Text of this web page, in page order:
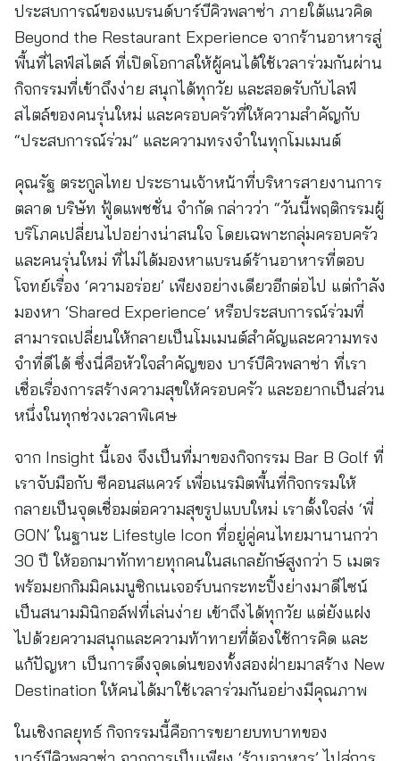
ประสบการณ์ของแบรนด์บาร์บีคิวพลาซ่า ภายใต้แนวคิด
Beyond the Restaurant Experience จากร้านอาหารสู่
พื้นที่ไลฟ์สไตล์ ที่เปิดโอกาสให้ผู้คนได้ใช้เวลาร่วมกันผ่าน
กิจกรรมที่เข้าถึงง่าย สนุกได้ทุกวัย และสอดรับกับไลฟ์
สไตล์ของคนรุ่นใหม่ และครอบครัวที่ให้ความสำคัญกับ
“ประสบการณ์ร่วม” และความทรงจำในทุกโมเมนต์
คุณรัฐ ตระกูลไทย ประธานเจ้าหน้าที่บริหารสายงานการ
ตลาด บริษัท ฟู้ดแพชชั่น จำกัด กล่าวว่า “วันนี้พฤติกรรมผู้
บริโภคเปลี่ยนไปอย่างน่าสนใจ โดยเฉพาะกลุ่มครอบครัว
และคนรุ่นใหม่ ที่ไม่ได้มองหาแบรนด์ร้านอาหารที่ตอบ
โจทย์เรื่อง ‘ความอร่อย’ เพียงอย่างเดียวอีกต่อไป แต่กำลัง
มองหา ‘Shared Experience’ หรือประสบการณ์ร่วมที่
สามารถเปลี่ยนให้กลายเป็นโมเมนต์สำคัญและความทรง
จำที่ดีได้ ซึ่งนี่คือหัวใจสำคัญของ บาร์บีคิวพลาซ่า ที่เรา
เชื่อเรื่องการสร้างความสุขให้ครอบครัว และอยากเป็นส่วน
หนึ่งในทุกช่วงเวลาพิเศษ
จาก Insight นี้เอง จึงเป็นที่มาของกิจกรรม Bar B Golf ที่
เราจับมือกับ ซีคอนสแควร์ เพื่อเนรมิตพื้นที่กิจกรรมให้
กลายเป็นจุดเชื่อมต่อความสุขรูปแบบใหม่ เราตั้งใจส่ง ‘พี่
GON’ ในฐานะ Lifestyle Icon ที่อยู่คู่คนไทยมานานกว่า
30 ปี ให้ออกมาทักทายทุกคนในสเกลยักษ์สูงกว่า 5 เมตร
พร้อมยกกิมมิคเมนูซิกเนเจอร์บนกระทะปิ้งย่างมาดีไซน์
เป็นสนามมินิกอล์ฟที่เล่นง่าย เข้าถึงได้ทุกวัย แต่ยังแฝง
ไปด้วยความสนุกและความท้าทายที่ต้องใช้การคิด และ
แก้ปัญหา เป็นการดึงจุดเด่นของทั้งสองฝ่ายมาสร้าง New
Destination ให้คนได้มาใช้เวลาร่วมกันอย่างมีคุณภาพ
ในเชิงกลยุทธ์ กิจกรรมนี้คือการขยายบทบาทของ